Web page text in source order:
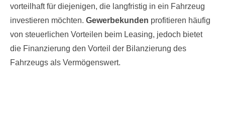
vorteilhaft für diejenigen, die langfristig in ein Fahrzeug
investieren möchten. Gewerbekunden profitieren häufig
von steuerlichen Vorteilen beim Leasing, jedoch bietet
die Finanzierung den Vorteil der Bilanzierung des
Fahrzeugs als Vermögenswert.